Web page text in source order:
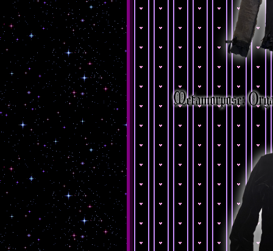
Metamorpose: